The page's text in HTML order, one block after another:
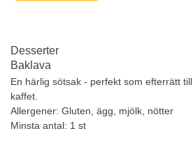
Desserter
Baklava
En härlig sötsak - perfekt som efterrätt till
kaffet.
Allergener: Gluten, ägg, mjölk, nötter
Minsta antal: 1 st